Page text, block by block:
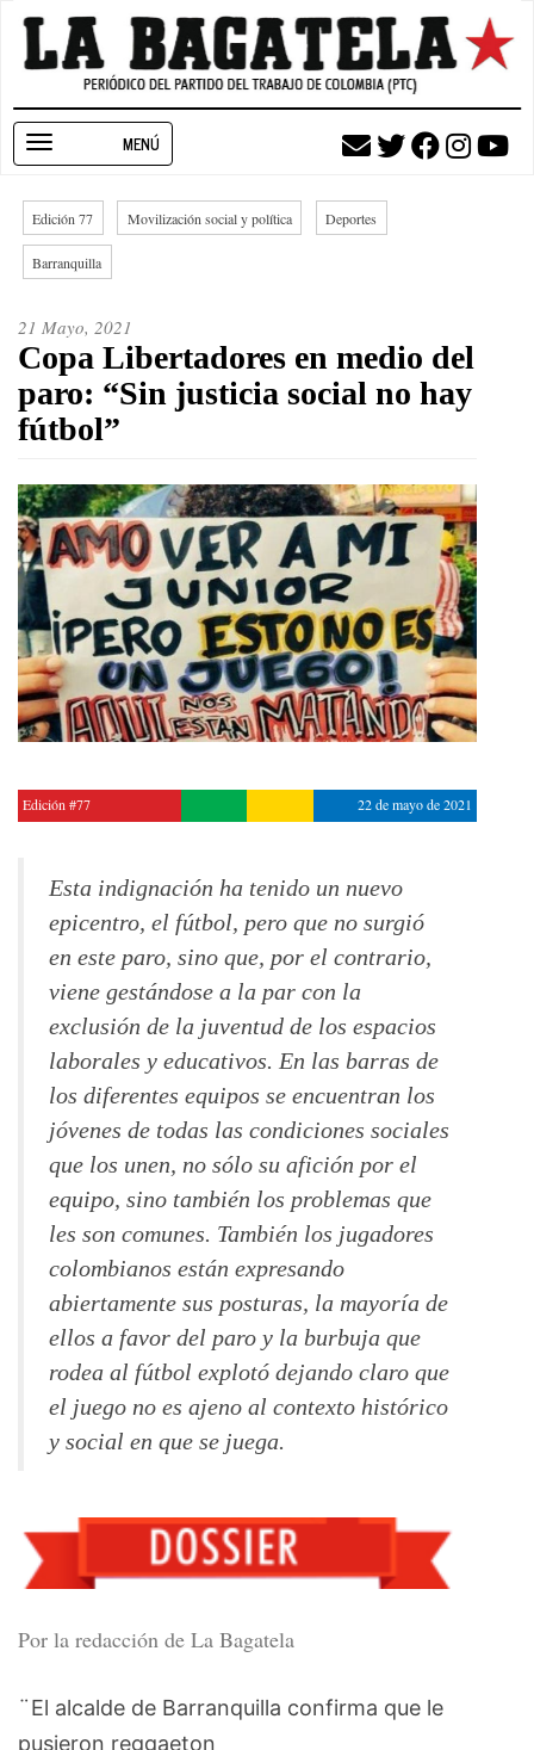
Pasar
contenido
navigation
Edición 77 Movilización social y política Deportes
Barranquilla
21 Mayo, 2021
Copa Libertadores en medio del
paro: “Sin justicia social no hay
fútbol”
Edición #77 22 de mayo de 2021
Esta indignación ha tenido un nuevo
epicentro, el fútbol, pero que no surgió
en este paro, sino que, por el contrario,
viene gestándose a la par con la
exclusión de la juventud de los espacios
laborales y educativos. En las barras de
los diferentes equipos se encuentran los
jóvenes de todas las condiciones sociales
que los unen, no sólo su afición por el
equipo, sino también los problemas que
les son comunes. También los jugadores
colombianos están expresando
abiertamente sus posturas, la mayoría de
ellos a favor del paro y la burbuja que
rodea al fútbol explotó dejando claro que
el juego no es ajeno al contexto histórico
y social en que se juega.
Por la redacción de La Bagatela
¨El alcalde de Barranquilla confirma que le
pusieron reggaeton